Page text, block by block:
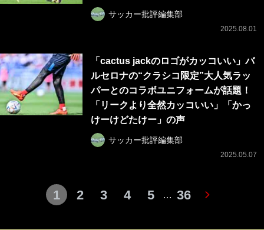
サッカー批評編集部
2025.08.01
「cactus jackのロゴがカッコいい」バ
ルセロナの“クラシコ限定”大人気ラッ
パーとのコラボユニフォームが話題！
「リークより全然カッコいい」「かっ
けーけどたけー」の声
サッカー批評編集部
2025.05.07
1 2 3 4 5 … 36